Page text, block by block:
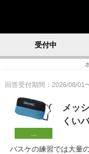
受付中
回答受付期間： 2026/08/01
メッ
くい
バスケの練習では大量